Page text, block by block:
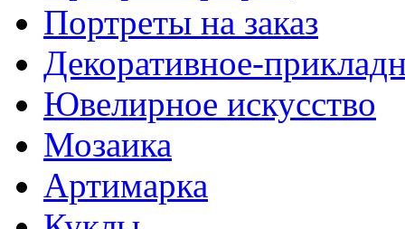
Портреты на заказ
Декоративное-
Ювелирное искусство
Мозаика
Артимарка